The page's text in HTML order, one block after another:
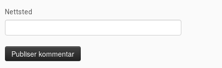
Nettsted